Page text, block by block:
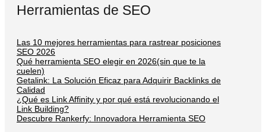
Herramientas de SEO
Las 10 mejores herramientas para rastrear posiciones
SEO 2026
Qué herramienta SEO elegir en 2026(sin que te la
cuelen)
Getalink: La Solución Eficaz para Adquirir Backlinks de
Calidad
¿Qué es Link Affinity y por qué está revolucionando el
Link Building?
Descubre Rankerfy: Innovadora Herramienta SEO